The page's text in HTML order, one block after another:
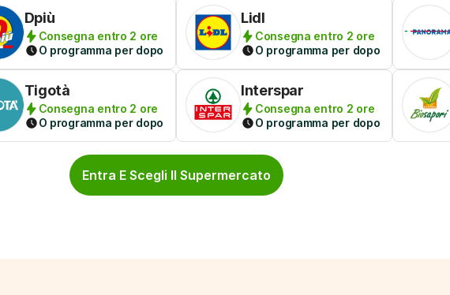
Dpiù
Consegna entro 2 ore
O programma per dopo
Lidl
Consegna entro 2 ore
O programma per dopo
Tigotà
Consegna entro 2 ore
O programma per dopo
Interspar
Consegna entro 2 ore
O programma per dopo
Entra E Scegli Il Supermercato